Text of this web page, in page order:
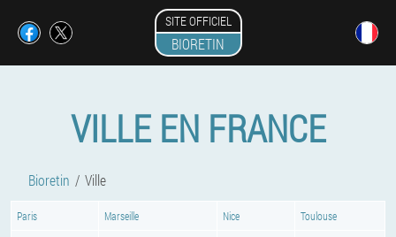
SITE OFFICIEL
BIORETIN
VILLE EN FRANCE
Bioretin Ville
Paris Marseille Nice Toulouse